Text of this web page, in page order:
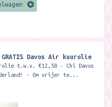
Davos Air kuurolie
t.w.v. €12,50 - Chi Davos
- Om vrijer te...